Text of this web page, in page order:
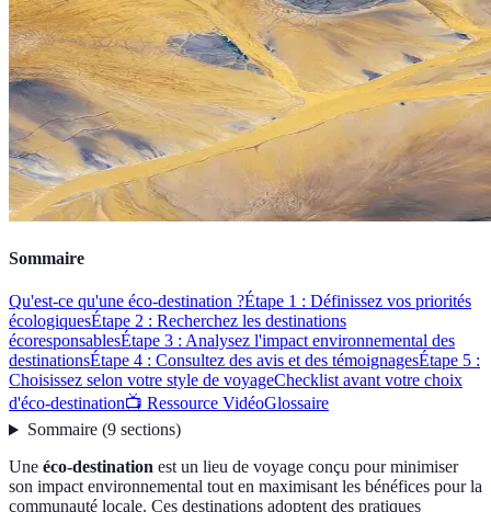
Sommaire
Qu'est-ce qu'une éco-destination ?Étape 1 : Définissez vos priorités
écologiquesÉtape 2 : Recherchez les destinations
écoresponsablesÉtape 3 : Analysez l'impact environnemental des
destinationsÉtape 4 : Consultez des avis et des témoignagesÉtape 5 :
Choisissez selon votre style de voyageChecklist avant votre choix
d'éco-destination📺 Ressource VidéoGlossaire
Sommaire(9 sections)
Une éco-destination est un lieu de voyage conçu pour minimiser
son impact environnemental tout en maximisant les bénéfices pour la
communauté locale. Ces destinations adoptent des pratiques